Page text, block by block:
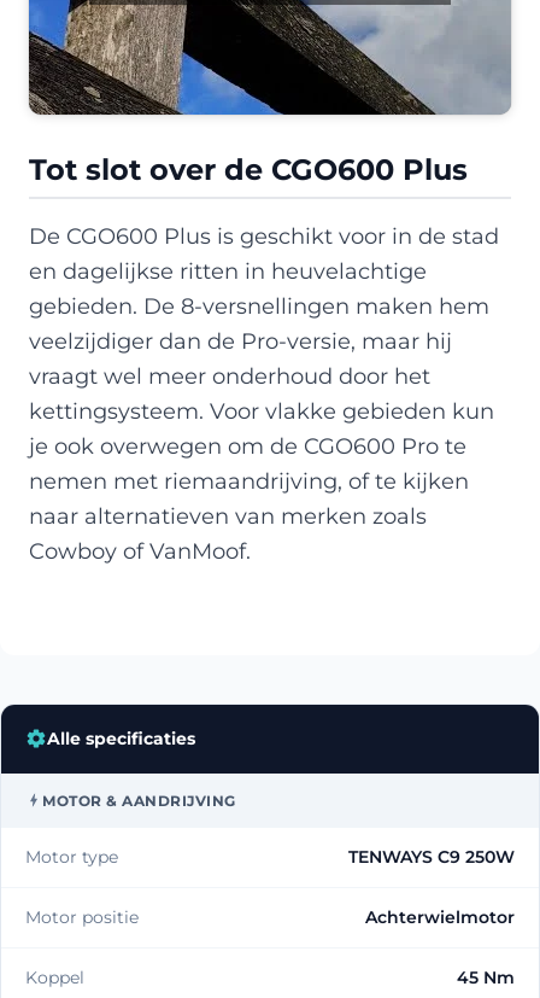
Tot slot over de CGO600 Plus
De CGO600 Plus is geschikt voor in de stad
en dagelijkse ritten in heuvelachtige
gebieden. De 8-versnellingen maken hem
veelzijdiger dan de Pro-versie, maar hij
vraagt wel meer onderhoud door het
kettingsysteem. Voor vlakke gebieden kun
je ook overwegen om de CGO600 Pro te
nemen met riemaandrijving, of te kijken
naar alternatieven van merken zoals
Cowboy of VanMoof.
Alle specificaties
MOTOR & AANDRIJVING
Motor type TENWAYS C9 250W
Motor positie Achterwielmotor
Koppel 45 Nm